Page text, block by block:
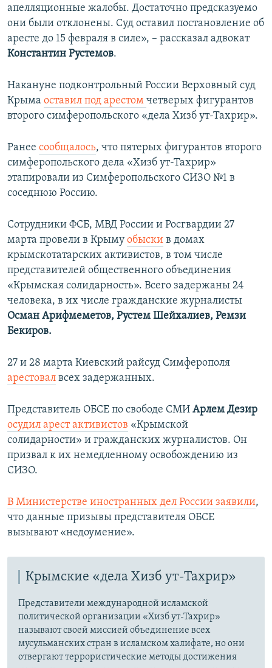
апелляционные жалобы. Достаточно предсказуемо
они были отклонены. Суд оставил постановление об
аресте до 15 февраля в силе», – рассказал адвокат
Константин Рустемов.
Накануне подконтрольный России Верховный суд
Крыма оставил под арестом четверых фигурантов
второго симферопольского «дела Хизб ут-Тахрир».
Ранее сообщалось, что пятерых фигурантов второго
симферопольского дела «Хизб ут-Тахрир»
этапировали из Симферопольского СИЗО №1 в
соседнюю Россию.
Сотрудники ФСБ, МВД России и Росгвардии 27
марта провели в Крыму обыски в домах
крымскотатарских активистов, в том числе
представителей общественного объединения
«Крымская солидарность». Всего задержаны 24
человека, в их числе гражданские журналисты
Осман Арифмеметов, Рустем Шейхалиев, Ремзи
Бекиров.
27 и 28 марта Киевский райсуд Симферополя
арестовал всех задержанных.​
Представитель ОБСЕ по свободе СМИ Арлем Дезир
осудил арест активистов «Крымской
солидарности» и гражданских журналистов. Он
призвал к их немедленному освобождению из
СИЗО.
В Министерстве иностранных дел России заявили,
что данные призывы представителя ОБСЕ
вызывают «недоумение».
Крымские «дела Хизб ут-Тахрир»
Представители международной исламской
политической организации «Хизб ут-Тахрир»
называют своей миссией объединение всех
мусульманских стран в исламском халифате, но они
отвергают террористические методы достижения